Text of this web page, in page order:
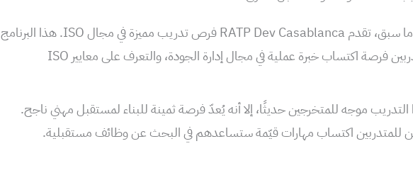
إضافة إلى ما سبق، تقدم RATP Dev Casablanca فرص تدريب مميزة في مجال ISO. هذا البرنامج
يُتيح للمتدربين فرصة اكتساب خبرة عملية في مجال إدارة الجودة، والتعرف على معايير ISO
موجه للمتخرجين حديثًا، إلا أنه يُعدّ فرصة ثمينة للبناء لمستقبل مهني ناجح.
للمتدربين اكتساب مهارات قيّمة ستساعدهم في البحث عن وظائف مستقبلية.